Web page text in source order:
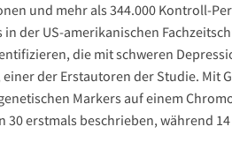
und mehr als 344.000 Kontroll-
der US-amerikanischen
die mit schweren
der Erstautoren der Studie. Mit
Markers auf einem
erstmals beschrieben, während